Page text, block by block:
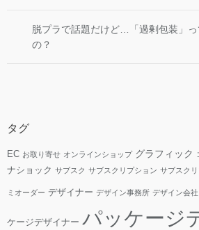
脱プラで話題だけど…「過剰包装」
の？
タグ
EC お取り寄せ オンラインショップ グラフィック
ナショック サブスク サブスクリプション サブスク
ミオーダー デザイナー デザイン事務所 デザイン会社
ケージデザイナー パッケージ